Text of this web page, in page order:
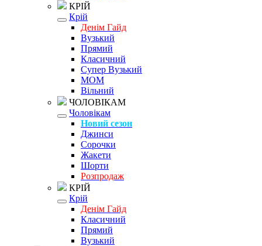
КРІЙ
Крій
Денім Гайд
Вузький
Прямий
Класичний
Супер Вузький
MOM
Вільний
ЧОЛОВІКАМ
Чоловікам
Новий сезон
Джинси
Сорочки
Жакети
Шорти
Розпродаж
КРІЙ
Крій
Денім Гайд
Класичний
Прямий
Вузький